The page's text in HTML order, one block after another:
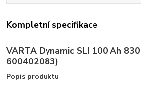
Kompletní specifikace
VARTA Dynamic SLI 100 Ah
600402083)
Popis produktu